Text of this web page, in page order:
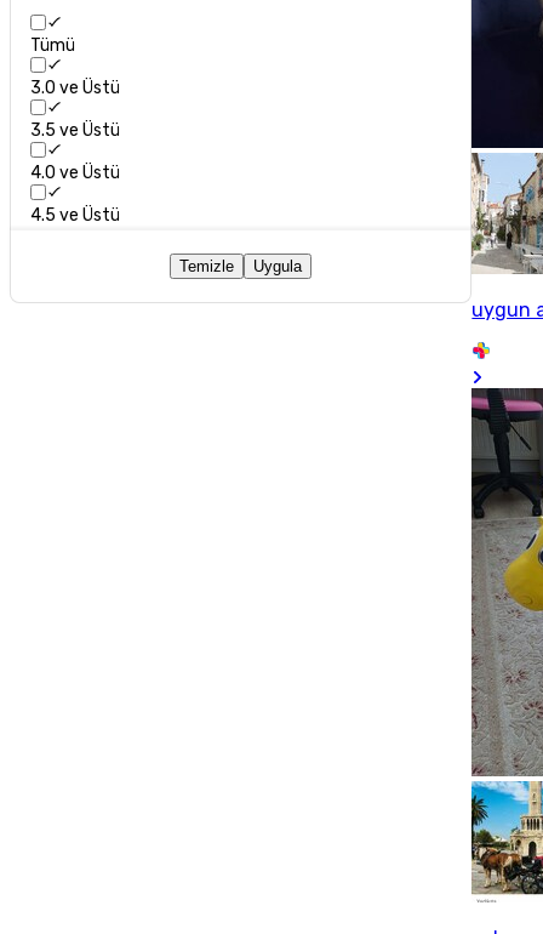
Tümü
3.0 ve Üstü
3.5 ve Üstü
4.0 ve Üstü
4.5 ve Üstü
Temizle Uygula
uygun